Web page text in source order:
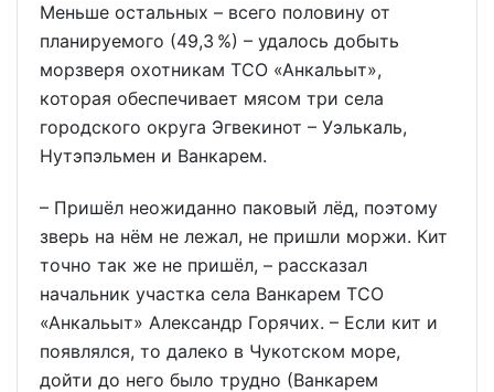
Меньше остальных – всего половину от
планируемого (49,3 %) – удалось добыть
морзверя охотникам ТСО «Анкальыт»,
которая обеспечивает мясом три села
городского округа Эгвекинот – Уэлькаль,
Нутэпэльмен и Ванкарем.
– Пришёл неожиданно паковый лёд, поэтому
зверь на нём не лежал, не пришли моржи. Кит
точно так же не пришёл, – рассказал
начальник участка села Ванкарем ТСО
«Анкальыт» Александр Горячих. – Если кит и
появлялся, то далеко в Чукотском море,
дойти до него было трудно (Ванкарем